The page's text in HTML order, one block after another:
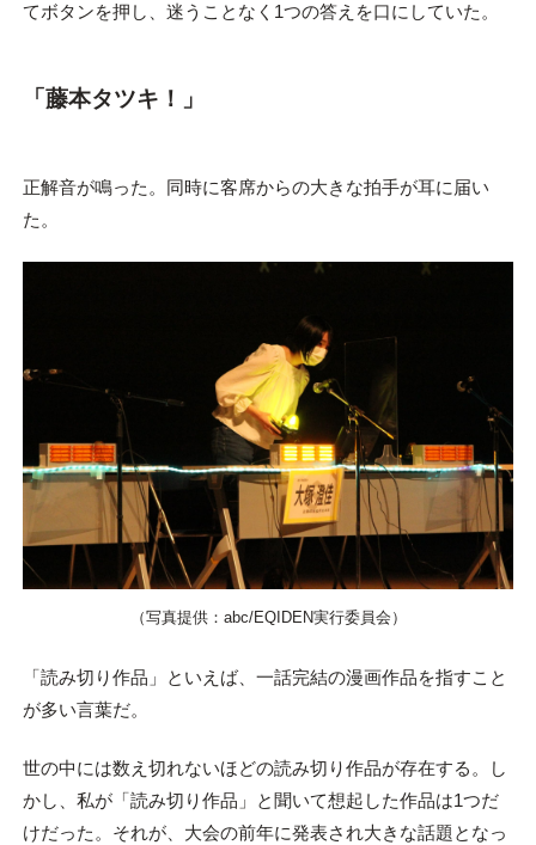
てボタンを押し、迷うことなく1つの答えを口にしていた。
「藤本タツキ！」
正解音が鳴った。同時に客席からの大きな拍手が耳に届い
た。
（写真提供：abc/EQIDEN実行委員会）
「読み切り作品」といえば、一話完結の漫画作品を指すこと
が多い言葉だ。
世の中には数え切れないほどの読み切り作品が存在する。し
かし、私が「読み切り作品」と聞いて想起した作品は1つだ
けだった。それが、大会の前年に発表され大きな話題となっ